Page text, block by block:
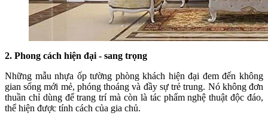
2. Phong cách hiện đại - sang trọng
Những mẫu nhựa ốp tường phòng khách hiện đại đem đến không
gian sống mới mẻ, phóng thoáng và đầy sự trẻ trung. Nó không đơn
thuần chỉ dùng để trang trí mà còn là tác phẩm nghệ thuật độc đáo,
thể hiện được tính cách của gia chủ.